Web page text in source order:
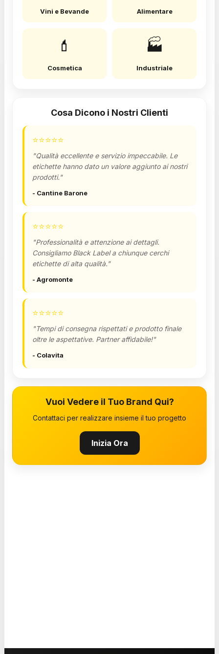
Vini e Bevande Alimentare
💄
Cosmetica
🏭
Industriale
Cosa Dicono i Nostri Clienti
⭐⭐⭐⭐⭐
"Qualità eccellente e servizio impeccabile. Le
etichette hanno dato un valore aggiunto ai nostri
prodotti."
- Cantine Barone
⭐⭐⭐⭐⭐
"Professionalità e attenzione ai dettagli.
Consigliamo Black Label a chiunque cerchi
etichette di alta qualità."
- Agromonte
⭐⭐⭐⭐⭐
"Tempi di consegna rispettati e prodotto finale
oltre le aspettative. Partner affidabile!"
- Colavita
Vuoi Vedere il Tuo Brand Qui?
Contattaci per realizzare insieme il tuo progetto
Inizia Ora